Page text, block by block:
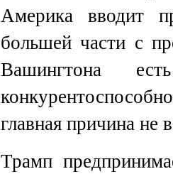
Америка вводит
большей части с
Вашингтона
главная причина не
Трамп